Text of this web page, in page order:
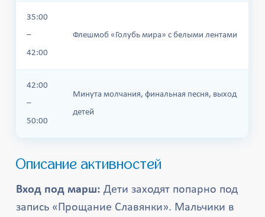
35:00
–
42:00
Флешмоб «Голубь мира» с белыми лентами
42:00
–
50:00
Минута молчания, финальная песня, выход
детей
Описание активностей
Вход под марш: Дети заходят попарно под
запись «Прощание Славянки». Мальчики в